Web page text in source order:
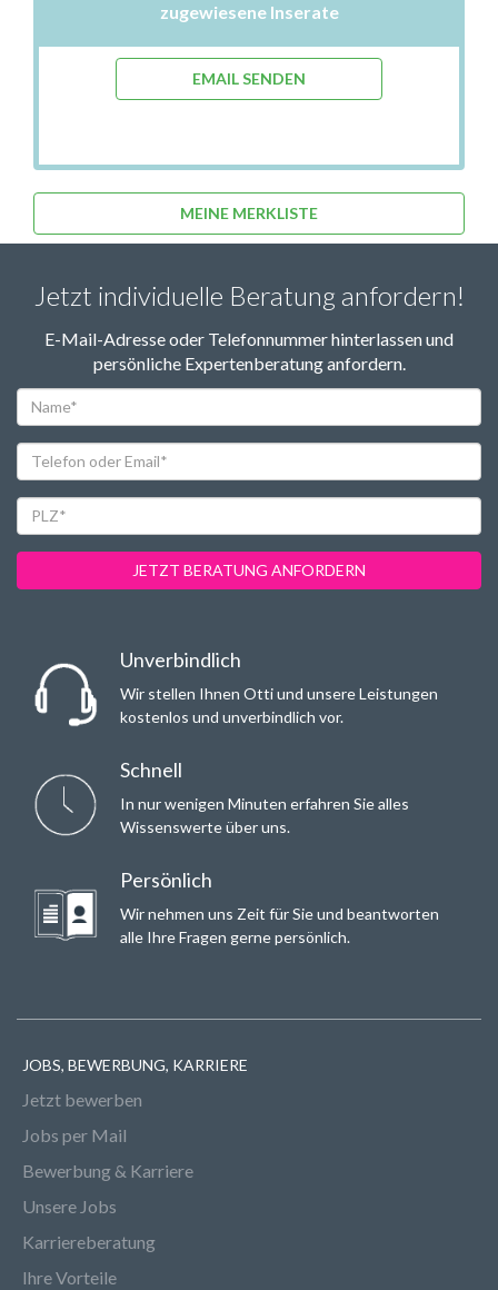
zugewiesene Inserate
EMAIL SENDEN
MEINE MERKLISTE
Jetzt individuelle Beratung anfordern!
E-Mail-Adresse oder Telefonnummer hinterlassen und
persönliche Expertenberatung anfordern.
oder
Email*
JETZT BERATUNG ANFORDERN
Unverbindlich
Wir stellen Ihnen Otti und unsere Leistungen
kostenlos und unverbindlich vor.
Schnell
In nur wenigen Minuten erfahren Sie alles
Wissenswerte über uns.
Persönlich
Wir nehmen uns Zeit für Sie und beantworten
alle Ihre Fragen gerne persönlich.
JOBS, BEWERBUNG, KARRIERE
Jetzt bewerben
Jobs per Mail
Bewerbung & Karriere
Unsere Jobs
Karriereberatung
Ihre Vorteile